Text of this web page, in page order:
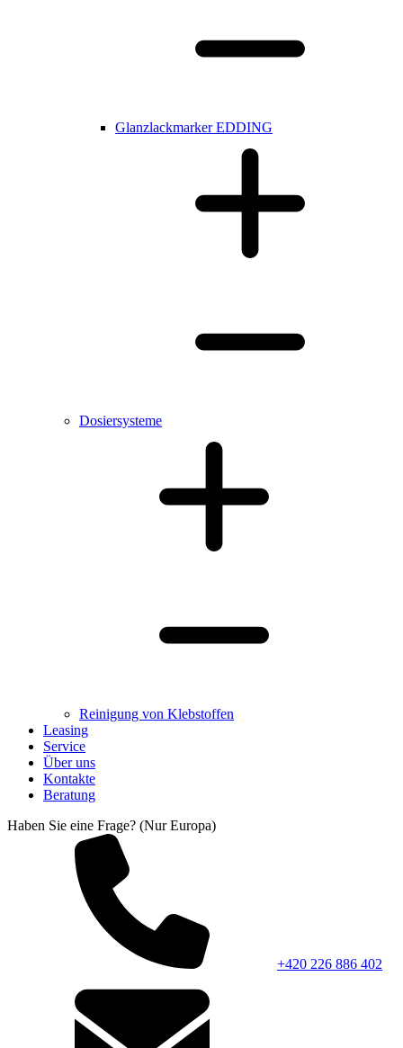
Glanzlackmarker EDDING
Dosiersysteme
Reinigung von Klebstoffen
Leasing
Service
Über uns
Kontakte
Beratung
Haben Sie eine Frage? (Nur Europa)
+420 226 886 402